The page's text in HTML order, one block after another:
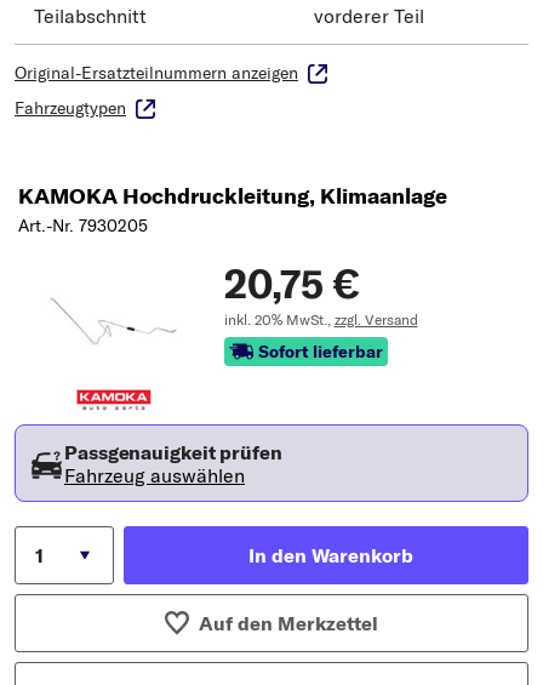
Teilabschnitt vorderer Teil
Original-Ersatzteilnummern anzeigen
Fahrzeugtypen
KAMOKA Hochdruckleitung, Klimaanlage
Art.-Nr. 7930205
20,75 €
inkl. 20% MwSt., zzgl. Versand
Sofort lieferbar
Passgenauigkeit prüfen
Fahrzeug auswählen
In den Warenkorb
Auf den Merkzettel